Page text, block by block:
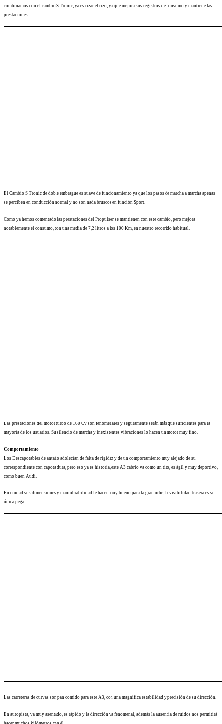
combinamos con el cambio S Tronic, ya es rizar el rizo, ya que mejora sus registros de consumo y mantiene las
prestaciones.
El Cambio S Tronic de doble embrague es suave de funcionamiento ya que los pasos de marcha a marcha apenas
se perciben en conducción normal y no son nada bruscos en función Sport.
Como ya hemos comentado las prestaciones del Propulsor se mantienen con este cambio, pero mejora
notablemente el consumo, con una media de 7,2 litros a los 100 Km, en nuestro recorrido habitual.
Las prestaciones del motor turbo de 160 Cv son fenomenales y seguramente serán más que suficientes para la
mayoría de los usuarios. Su silencio de marcha y inexistentes vibraciones lo hacen un motor muy fino.
Comportamiento
Los Descapotables de antaño adolecían de falta de rigidez y de un comportamiento muy alejado de su
correspondiente con capota dura, pero eso ya es historia, este A3 cabrio va como un tiro, es ágil y muy deportivo,
como buen Audi.
En ciudad sus dimensiones y maniobrabilidad le hacen muy bueno para la gran urbe, la visibilidad trasera es su
única pega.
Las carreteras de curvas son pan comido para este A3, con una magnífica estabilidad y precisión de su dirección.
En autopista, va muy asentado, es rápido y la dirección va fenomenal, además la ausencia de ruidos nos permitirá
hacer muchos kilómetros con él.